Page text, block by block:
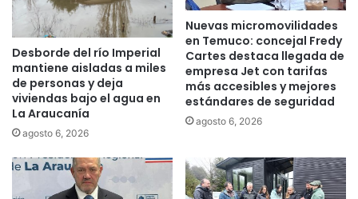
p
r
t
e
e
L
A
p
s
o
n
a
s
o
Desborde del río Imperial
mantiene aisladas a miles
de personas y deja
viviendas bajo el agua en
La Araucanía
agosto 6, 2026
Nuevas micromovilidades
en Temuco: concejal Fredy
Cartes destaca llegada de
empresa Jet con tarifas
más accesibles y mejores
estándares de seguridad
agosto 6, 2026